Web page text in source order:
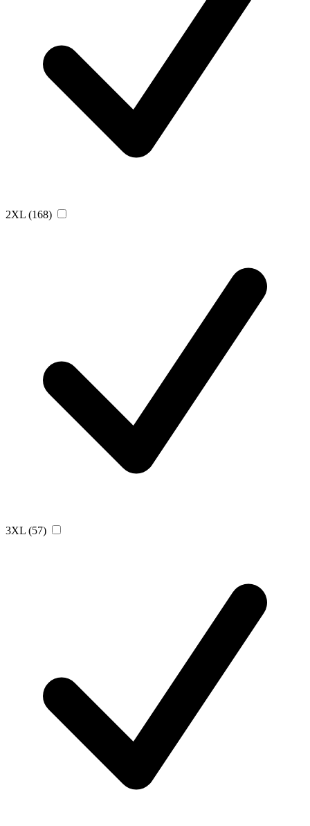
2XL (168)
3XL (57)